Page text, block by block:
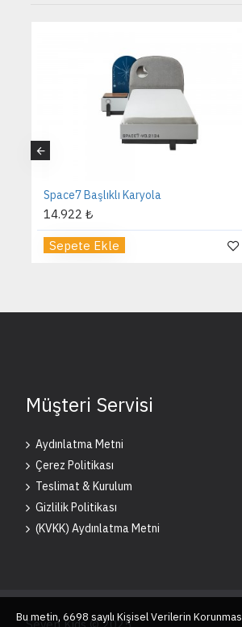
Space7 Başlıklı Karyola
14.922 ₺
Sepete Ekle
Müşteri Servisi
Aydınlatma Metni
Çerez Politikası
Teslimat & Kurulum
Gizlilik Politikası
(KVKK) Aydınlatma Metni
Bu metin, 6698 sayılı Kişisel Verilerin